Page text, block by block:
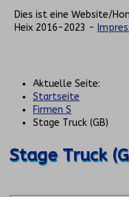
Dies ist eine Website/
Heix 2016-2023 -
Aktuelle Seite:
Startseite
Firmen S
Stage Truck (GB)
Stage Truck